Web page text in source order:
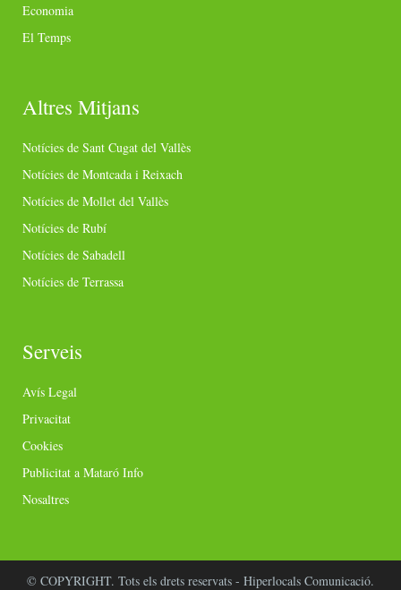
Economia
El Temps
Altres Mitjans
Notícies de Sant Cugat del Vallès
Notícies de Montcada i Reixach
Notícies de Mollet del Vallès
Notícies de Rubí
Notícies de Sabadell
Notícies de Terrassa
Serveis
Avís Legal
Privacitat
Cookies
Publicitat a Mataró Info
Nosaltres
© COPYRIGHT. Tots els drets reservats - Hiperlocals Comunicació.